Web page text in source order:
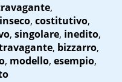
,
, costitutivo,
, singolare, inedito,
, bizzarro,
, modello, esempio,